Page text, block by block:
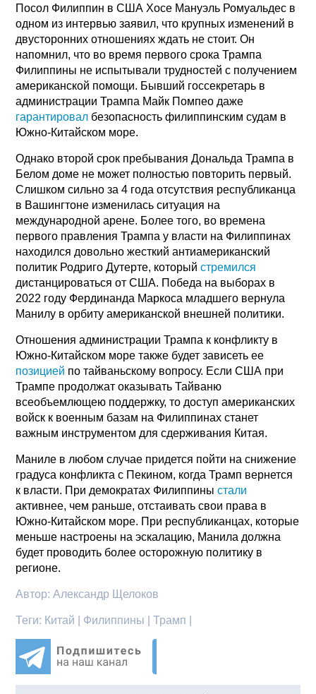
Посол Филиппин в США Хосе Мануэль Ромуальдес в
одном из интервью заявил, что крупных изменений в
двусторонних отношениях ждать не стоит. Он
напомнил, что во время первого срока Трампа
Филиппины не испытывали трудностей с получением
американской помощи. Бывший госсекретарь в
администрации Трампа Майк Помпео даже
гарантировал безопасность филиппинским судам в
Южно-Китайском море.
Однако второй срок пребывания Дональда Трампа в
Белом доме не может полностью повторить первый.
Слишком сильно за 4 года отсутствия республиканца
в Вашингтоне изменилась ситуация на
международной арене. Более того, во времена
первого правления Трампа у власти на Филиппинах
находился довольно жесткий антиамериканский
политик Родриго Дутерте, которыйстремился
дистанцироваться от США. Победа на выборах в
2022 году Фердинанда Маркоса младшего вернула
Манилу в орбиту американской внешней политики.
Отношения администрации Трампа к конфликту в
Южно-Китайском море также будет зависеть ее
позицией по тайваньскому вопросу. Если США при
Трампе продолжат оказывать Тайваню
всеобъемлющею поддержку, то доступ американских
войск к военным базам на Филиппинах станет
важным инструментом для сдерживания Китая.
Маниле в любом случае придется пойти на снижение
градуса конфликта с Пекином, когда Трамп вернется
к власти. При демократах Филиппиныстали
активнее, чем раньше, отстаивать свои права в
Южно-Китайском море. При республиканцах, которые
меньше настроены на эскалацию, Манила должна
будет проводить более осторожную политику в
регионе.
Автор:Александр Щелоков
Теги: Китай | Филиппины | Трамп |